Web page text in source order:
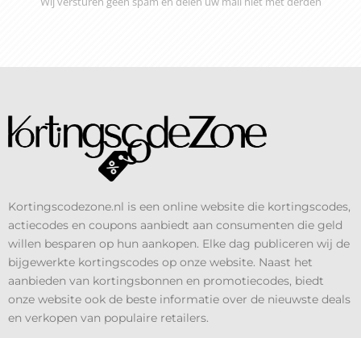
Kortingscodezone.nl is een online website die kortingscodes,
actiecodes en coupons aanbiedt aan consumenten die geld
willen besparen op hun aankopen. Elke dag publiceren wij de
bijgewerkte kortingscodes op onze website. Naast het
aanbieden van kortingsbonnen en promotiecodes, biedt
onze website ook de beste informatie over de nieuwste deals
en verkopen van populaire retailers.